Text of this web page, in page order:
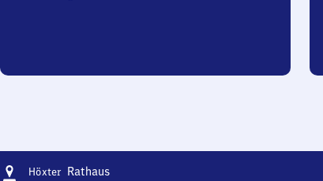
Adresse
Höxter RathausHöxter